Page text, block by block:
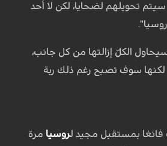
تحويلهم لضحايا، لكن لا أحد
الكلّ إزالتها من كل جانب،
لكنها سوف تصبح رغم ذلك ربة
فانغا بمستقبل مجيد لروسيا مرة